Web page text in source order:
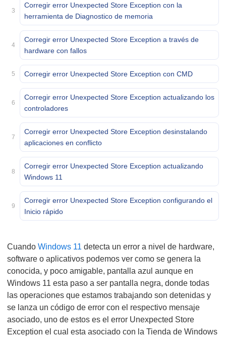
3
Corregir error Unexpected Store Exception con la
herramienta de Diagnostico de memoria
4
Corregir error Unexpected Store Exception a través de
hardware con fallos
5 Corregir error Unexpected Store Exception con CMD
6
Corregir error Unexpected Store Exception actualizando los
controladores
7
Corregir error Unexpected Store Exception desinstalando
aplicaciones en conflicto
8
Corregir error Unexpected Store Exception actualizando
Windows 11
9
Corregir error Unexpected Store Exception configurando el
Inicio rápido
Cuando Windows 11 detecta un error a nivel de hardware,
software o aplicativos podemos ver como se genera la
conocida, y poco amigable, pantalla azul aunque en
Windows 11 esta paso a ser pantalla negra, donde todas
las operaciones que estamos trabajando son detenidas y
se lanza un código de error con el respectivo mensaje
asociado, uno de estos es el error Unexpected Store
Exception el cual esta asociado con la Tienda de Windows